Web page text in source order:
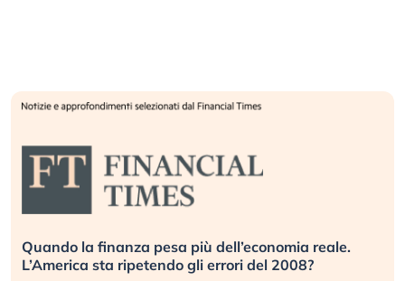
Quando la finanza pesa più dell’economia reale.
L’America sta ripetendo gli errori del 2008?